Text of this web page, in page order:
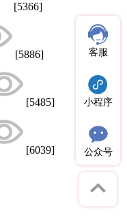
[5366]
[5886]
[5485]
[6039]
客服
小程序
公众号